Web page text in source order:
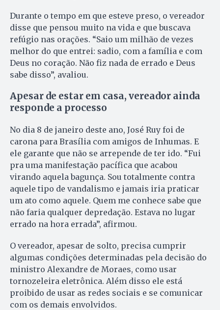
Durante o tempo em que esteve preso, o vereador
disse que pensou muito na vida e que buscava
refúgio nas orações. “Saio um milhão de vezes
melhor do que entrei: sadio, com a família e com
Deus no coração. Não fiz nada de errado e Deus
sabe disso”, avaliou.
Apesar de estar em casa, vereador ainda
responde a processo
No dia 8 de janeiro deste ano, José Ruy foi de
carona para Brasília com amigos de Inhumas. E
ele garante que não se arrepende de ter ido. “Fui
pra uma manifestação pacífica que acabou
virando aquela bagunça. Sou totalmente contra
aquele tipo de vandalismo e jamais iria praticar
um ato como aquele. Quem me conhece sabe que
não faria qualquer depredação. Estava no lugar
errado na hora errada”, afirmou.
O vereador, apesar de solto, precisa cumprir
algumas condições determinadas pela decisão do
ministro Alexandre de Moraes, como usar
tornozeleira eletrônica. Além disso ele está
proibido de usar as redes sociais e se comunicar
com os demais envolvidos.